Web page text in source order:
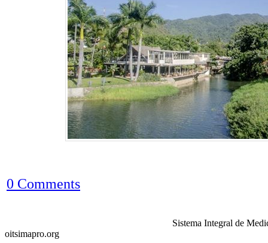
0 Comments
Sistema Integral de
oitsimapro.org